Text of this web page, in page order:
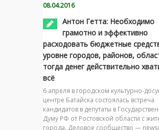
08.04.2016
Антон Гетта: Необходимо
грамотно и эффективно
расходовать бюджетные
уровне городов, районов,
тогда денег действительно
всё
6 апреля в городском культурно-
центре Батайска состоялась встреча
кандидатов в депутаты в
Думу РФ от Ростовской области с
города. Деловое сообщество —